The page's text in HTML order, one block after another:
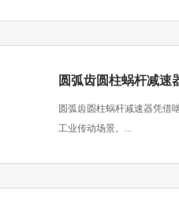
圆弧齿圆柱蜗杆减速
圆弧齿圆柱蜗杆减速器凭借
工业传动场景。...